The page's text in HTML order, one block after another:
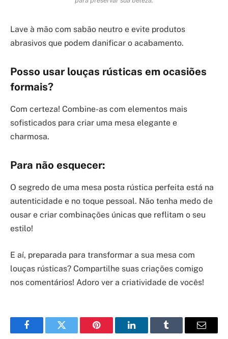
Lave à mão com sabão neutro e evite produtos
abrasivos que podem danificar o acabamento.
Posso usar louças rústicas em ocasiões
formais?
Com certeza! Combine-as com elementos mais
sofisticados para criar uma mesa elegante e
charmosa.
Para não esquecer:
O segredo de uma mesa posta rústica perfeita está na
autenticidade e no toque pessoal. Não tenha medo de
ousar e criar combinações únicas que reflitam o seu
estilo!
E aí, preparada para transformar a sua mesa com
louças rústicas? Compartilhe suas criações comigo
nos comentários! Adoro ver a criatividade de vocês!
FacebookTwitter Pinterest LinkedInTumblr Email